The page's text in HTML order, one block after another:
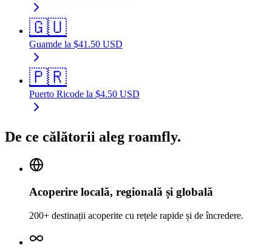
🇬🇺
Guamde la $41.50 USD
🇵🇷
Puerto Ricode la $4.50 USD
De ce călătorii aleg roamfly.
Acoperire locală, regională și globală
200+ destinații acoperite cu rețele rapide și de încredere.